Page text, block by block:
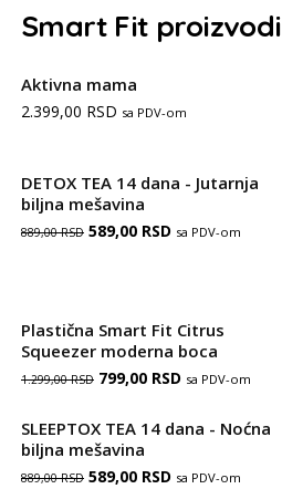
Smart Fit proizvodi
Aktivna mama
2.399,00 RSD sa PDV-om
DETOX TEA 14 dana - Jutarnja
biljna mešavina
889,00RSD Оригинална
била:
889,00 RSD.
589,00 RSD Тренутна
589,00 RSD.
sa PDV-om
Plastična Smart Fit Citrus
Squeezer moderna boca
1.299,00RSD Оригинална
је
била:
799,00 RSD Тренутна
799,00 RSD.
sa PDV-om
SLEEPTOX TEA 14 dana - Noćna
biljna mešavina
889,00RSD Оригинална
589,00 RSD Тренутна
sa PDV-om